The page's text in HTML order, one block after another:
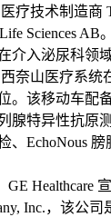
医疗技术制造商
Sciences
介入泌尿科领
西奈山医疗系统
。该移动车配
腺特异性抗原
、EchoNous
GE Healthcare
Inc.，该公